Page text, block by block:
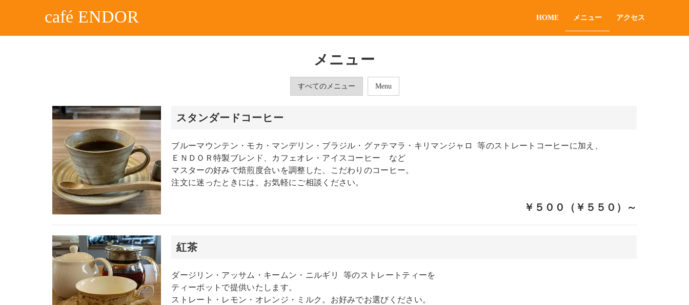
café ENDOR HOME メニュー アクセス
メニュー
すべてのメニュー Menu
スタンダードコーヒー
ブルーマウンテン・モカ・マンデリン・ブラジル・グァテマラ・キリマンジャロ 等のストレートコーヒーに加え、
ＥＮＤＯＲ特製ブレンド、カフェオレ・アイスコーヒー など
マスターの好みで焙煎度合いを調整した、こだわりのコーヒー。
注文に迷ったときには、お気軽にご相談ください。
￥５００（￥５５０）～
紅茶
ダージリン・アッサム・キームン・ニルギリ 等のストレートティーを
ティーポットで提供いたします。
ストレート・レモン・オレンジ・ミルク。お好みでお選びください。